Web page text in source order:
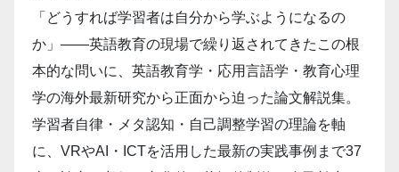
「どうすれば学習者は自分から学ぶようになるの
か」――英語教育の現場で繰り返されてきたこの根
本的な問いに、英語教育学・応用言語学・教育心理
学の海外最新研究から正面から迫った論文解説集。
学習者自律・メタ認知・自己調整学習の理論を軸
に、VRやAI・ICTを活用した最新の実践事例まで37